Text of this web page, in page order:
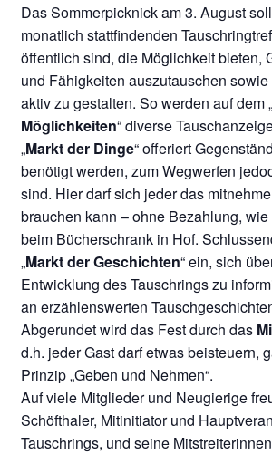
Das Sommerpicknick am 3. August
monatlich stattfindenden
öffentlich sind, die Möglichkeit bieten,
und Fähigkeiten auszutauschen
aktiv zu gestalten. So werden auf dem „
Möglichkeiten“ diverse
„Markt der Dinge“ offeriert
benötigt werden, zum Wegwerfen
sind. Hier darf sich jeder das
brauchen kann – ohne Bezahlung,
beim Bücherschrank in Hof.
„Markt der Geschichten“ ein, sich
Entwicklung des Tauschrings zu
an erzählenswerten
Abgerundet wird das Fest durch das
d.h. jeder Gast darf etwas beisteuern,
Prinzip „Geben und Nehmen“.
Auf viele Mitglieder und Neugierige
Schöfthaler, Mitinitiator und
Tauschrings, und seine